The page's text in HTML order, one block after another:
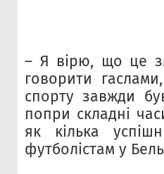
– Я вірю, що це
говорити
спорту завжди
попри складні
як кілька
футболістам у